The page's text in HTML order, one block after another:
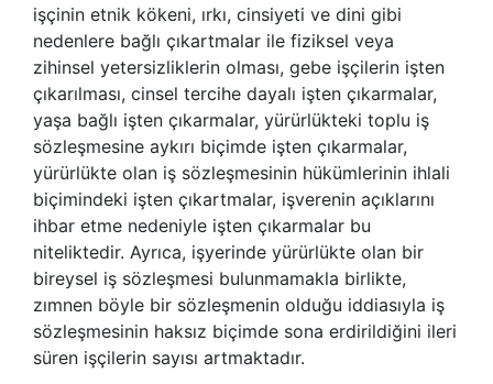
işçinin etnik kökeni, ırkı, cinsiyeti ve dini gibi
nedenlere bağlı çıkartmalar ile fiziksel veya
zihinsel yetersizliklerin olması, gebe işçilerin işten
çıkarılması, cinsel tercihe dayalı işten çıkarmalar,
yaşa bağlı işten çıkarmalar, yürürlükteki toplu iş
sözleşmesine aykırı biçimde işten çıkarmalar,
yürürlükte olan iş sözleşmesinin hükümlerinin ihlali
biçimindeki işten çıkartmalar, işverenin açıklarını
ihbar etme nedeniyle işten çıkarmalar bu
niteliktedir. Ayrıca, işyerinde yürürlükte olan bir
bireysel iş sözleşmesi bulunmamakla birlikte,
zımnen böyle bir sözleşmenin olduğu iddiasıyla iş
sözleşmesinin haksız biçimde sona erdirildiğini ileri
süren işçilerin sayısı artmaktadır.